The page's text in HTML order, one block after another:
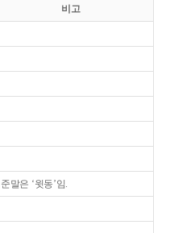
비고
준말은 ‘윗동’임.